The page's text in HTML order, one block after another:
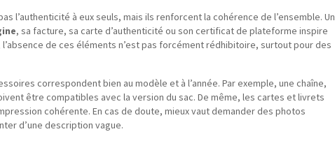
l’authenticité à eux seuls, mais ils renforcent la cohérence de l’ensemble. Un
, sa facture, sa carte d’authenticité ou son certificat de plateforme inspire
de ces éléments n’est pas forcément rédhibitoire, surtout pour des
correspondent bien au modèle et à l’année. Par exemple, une chaîne,
être compatibles avec la version du sac. De même, les cartes et livrets
cohérente. En cas de doute, mieux vaut demander des photos
d’une description vague.